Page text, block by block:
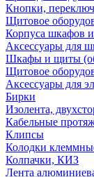
Кнопки,
Щитовое
Корпуса шкафов
Аксессуары для
Шкафы и щиты
Щитовое
Аксессуары для
Бирки
Изолента,
Кабельные
Клипсы
Колодки
Колпачки, КИЗ
Лента